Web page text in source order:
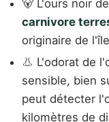
🐻 L'ours noir
carnivore
originaire de l'île
👃 L'odorat de
sensible, bien
peut détecter
kilomètres de